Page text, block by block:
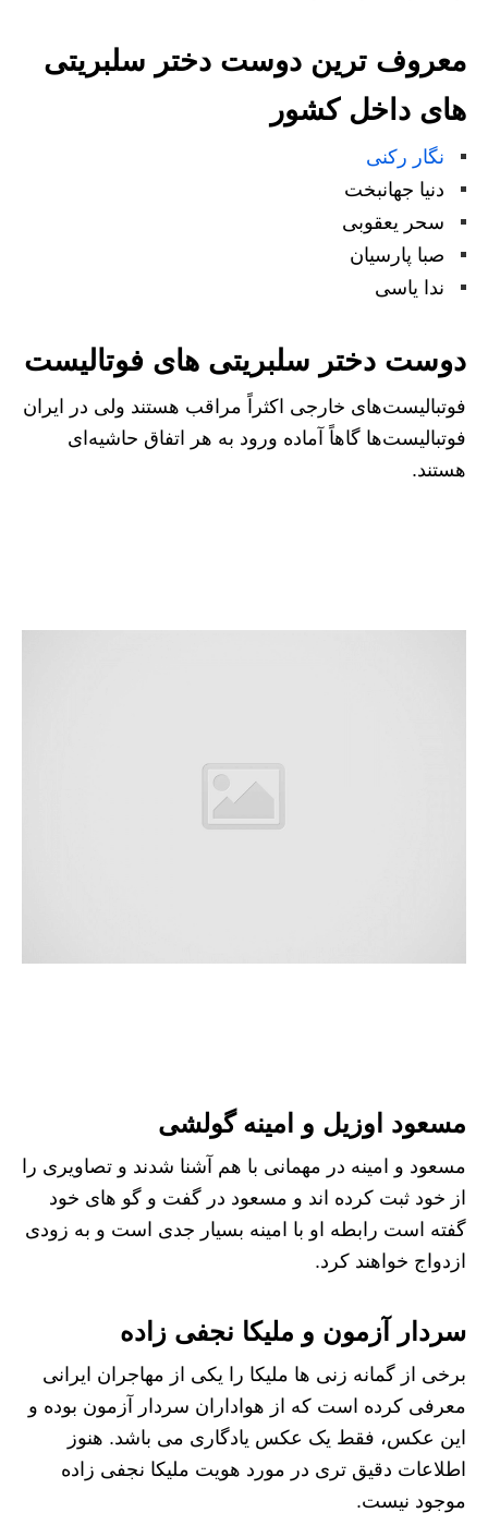
معروف ترین دوست دختر سلبریتی
های داخل کشور
نگار رکنی
دنیا جهانبخت
سحر یعقوبی
صبا پارسیان
ندا یاسی
دوست دختر سلبریتی های فوتالیست
فوتبالیست‌های خارجی اکثراً مراقب هستند ولی در ایران
فوتبالیست‌ها گاهاً آماده ورود به هر اتفاق حاشیه‌ای
هستند.
مسعود اوزیل و امینه گولشی
مسعود و امینه در مهمانی با هم آشنا شدند و تصاویری را
از خود ثبت کرده اند و مسعود در گفت و گو های خود
گفته است رابطه او با امینه بسیار جدی است و به زودی
ازدواج خواهند کرد.
سردار آزمون و ملیکا نجفی زاده
برخی از گمانه زنی ها ملیکا را یکی از مهاجران ایرانی
معرفی کرده است که از هواداران سردار آزمون بوده و
این عکس، فقط یک عکس یادگاری می باشد. هنوز
اطلاعات دقیق تری در مورد هویت ملیکا نجفی زاده
موجود نیست.